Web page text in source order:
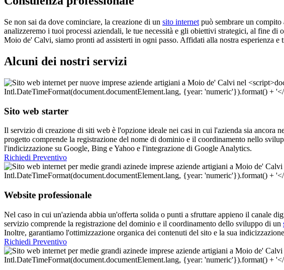
Se non sai da dove cominciare, la creazione di un sito internet può sembrare un
analizzeremo i tuoi processi aziendali, le tue necessità e gli obiettivi strategici, al fine di
Moio de' Calvi, siamo pronti ad assisterti in ogni passo. Affidati alla nostra esperienza
Alcuni dei nostri servizi
Sito web starter
Il servizio di creazione di siti web è l'opzione ideale nei casi in cui l'azienda sia ancora
progetto comprende la registrazione del nome di dominio e il coordinamento nello
l'indicizzazione su Google, Bing e Yahoo e l'integrazione di Google Analytics.
Richiedi Preventivo
Website professionale
Nel caso in cui un'azienda abbia un'offerta solida o punti a sfruttare appieno il canale
servizio comprende la registrazione del dominio e il coordinamento dello sviluppo di un
Inoltre, garantiamo l'ottimizzazione organica dei contenuti del sito e la sua
Richiedi Preventivo